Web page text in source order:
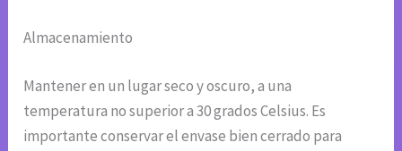
Almacenamiento
Mantener en un lugar seco y oscuro, a una
temperatura no superior a 30 grados Celsius. Es
importante conservar el envase bien cerrado para